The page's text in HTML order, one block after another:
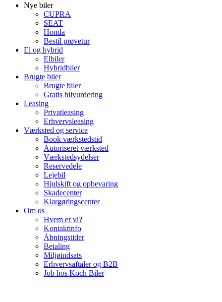
Nye biler
CUPRA
SEAT
Honda
Bestil prøvetur
El og hybrid
Elbiler
Hybridbiler
Brugte biler
Brugte biler
Gratis bilvurdering
Leasing
Privatleasing
Erhvervsleasing
Værksted og service
Book værkstedstid
Autoriseret værksted
Værkstedsydelser
Reservedele
Lejebil
Hjulskift og opbevaring
Skadecenter
Klargøringscenter
Om os
Hvem er vi?
Kontaktinfo
Åbningstider
Betaling
Miljøindsats
Erhvervsaftaler og B2B
Job hos Koch Biler